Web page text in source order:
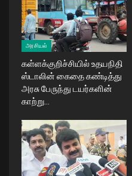
அரசியல்
கள்ளக்குறிச்சியில் உதயநிதி
ஸ்டாலின் கைதை கண்டித்து
அரசு பேருந்து டயர்களின்
காற்று…